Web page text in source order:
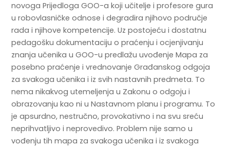
novoga Prijedloga GOO-a koji učitelje i profesore gura
u robovlasničke odnose i degradira njihovo područje
rada i njihove kompetencije. Uz postojeću i dostatnu
pedagošku dokumentaciju o praćenju i ocjenjivanju
znanja učenika u GOO-u predlažu uvođenje Mapa za
posebno praćenje i vrednovanje Građanskog odgoja
za svakoga učenika i iz svih nastavnih predmeta. To
nema nikakvog utemeljenja u Zakonu o odgoju i
obrazovanju kao ni u Nastavnom planu i programu. To
je apsurdno, nestručno, provokativno i na svu sreću
neprihvatljivo i neprovedivo. Problem nije samo u
vođenju tih mapa za svakoga učenika i iz svakoga